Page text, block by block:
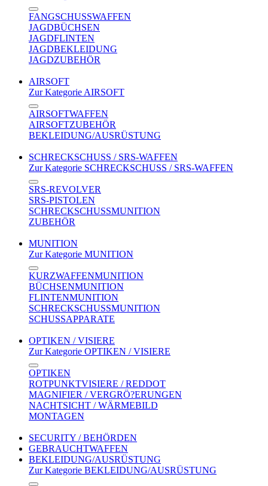
FANGSCHUSSWAFFEN
JAGDBÜCHSEN
JAGDFLINTEN
JAGDBEKLEIDUNG
JAGDZUBEHÖR
AIRSOFT
Zur Kategorie AIRSOFT
AIRSOFTWAFFEN
AIRSOFTZUBEHÖR
BEKLEIDUNG/AUSRÜSTUNG
SCHRECKSCHUSS / SRS-WAFFEN
Zur Kategorie SCHRECKSCHUSS / SRS-WAFFEN
SRS-REVOLVER
SRS-PISTOLEN
SCHRECKSCHUSSMUNITION
ZUBEHÖR
MUNITION
Zur Kategorie MUNITION
KURZWAFFENMUNITION
BÜCHSENMUNITION
FLINTENMUNITION
SCHRECKSCHUSSMUNITION
SCHUSSAPPARATE
OPTIKEN / VISIERE
Zur Kategorie OPTIKEN / VISIERE
OPTIKEN
ROTPUNKTVISIERE / REDDOT
MAGNIFIER / VERGRÖ?ERUNGEN
NACHTSICHT / WÄRMEBILD
MONTAGEN
SECURITY / BEHÖRDEN
GEBRAUCHTWAFFEN
BEKLEIDUNG/AUSRÜSTUNG
Zur Kategorie BEKLEIDUNG/AUSRÜSTUNG